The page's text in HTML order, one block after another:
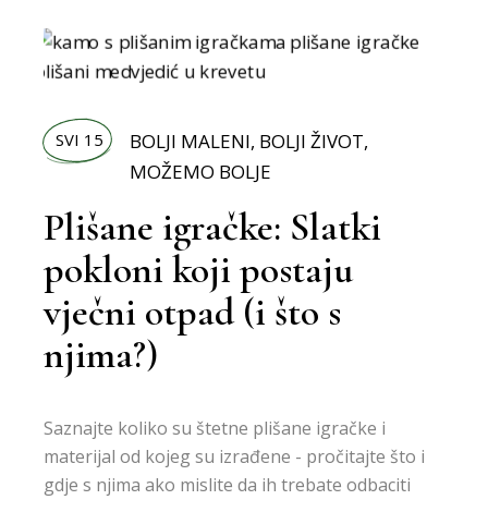
SVI 15 BOLJI MALENI, BOLJI ŽIVOT,
MOŽEMO BOLJE
Plišane igračke: Slatki
pokloni koji postaju
vječni otpad (i što s
njima?)
Saznajte koliko su štetne plišane igračke i
materijal od kojeg su izrađene - pročitajte što i
gdje s njima ako mislite da ih trebate odbaciti